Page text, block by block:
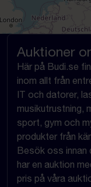
Auktioner
Här på Budi.se
inom allt från
IT och datorer,
musikutrustning,
sport, gym och
produkter från
Besök oss innan
har en auktion
pris på våra